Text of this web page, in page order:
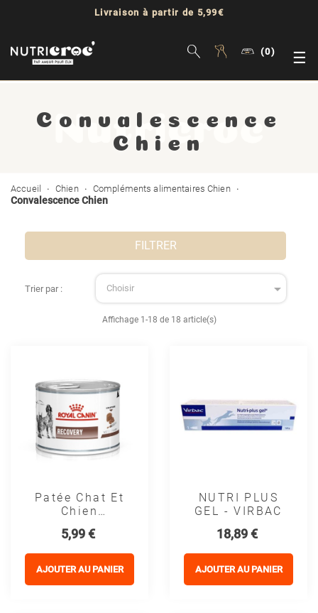
Livraison à partir de 5,99€
(0) ☰
Convalescence
Chien
Accueil Chien Compléments alimentaires Chien
Convalescence Chien
FILTRER
Trier par : Choisir 
Affichage 1-18 de 18 article(s)
Patée Chat Et
Chien
RECOVERY
(boite 195g) -
Royal Canin
Prix
5,99 €
AJOUTER AU PANIER
NUTRI PLUS
GEL - VIRBAC
Prix
18,89 €
AJOUTER AU PANIER